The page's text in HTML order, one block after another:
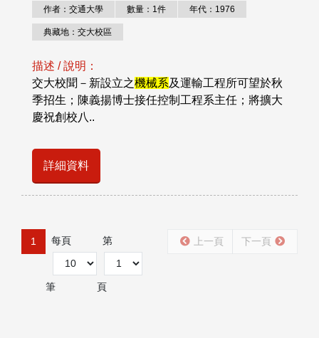
作者：交通大學 數量：1件 年代：1976
典藏地：交大校區
描述 / 說明：
交大校聞－新設立之機械系及運輸工程所可望於秋
季招生；陳義揚博士接任控制工程系主任；將擴大
慶祝創校八..
詳細資料
1 每頁
筆
第
頁
上一頁 下一頁